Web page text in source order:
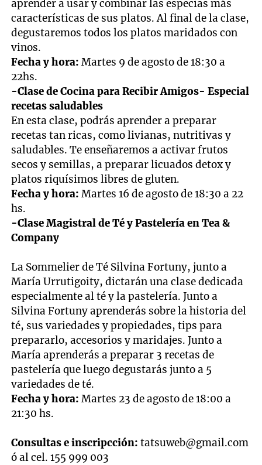
aprender a usar y combinar las especias más
características de sus platos. Al final de la clase,
degustaremos todos los platos maridados con
vinos.
Fecha y hora:Martes 9 de agosto de 18:30 a
22hs.
-Clase de Cocina para Recibir Amigos- Especial
recetas saludables
En esta clase, podrás aprender a preparar
recetas tan ricas, como livianas, nutritivas y
saludables. Te enseñaremos a activar frutos
secos y semillas, a preparar licuados detox y
platos riquísimos libres de gluten.
Fecha y hora:Martes 16 de agosto de 18:30 a 22
hs.
-Clase Magistral de Té y Pastelería en Tea &
Company
La Sommelier de Té Silvina Fortuny, junto a
María Urrutigoity, dictarán una clase dedicada
especialmente al té y la pastelería. Junto a
Silvina Fortuny aprenderás sobre la historia del
té, sus variedades y propiedades, tips para
prepararlo, accesorios y maridajes. Junto a
María aprenderás a preparar 3 recetas de
pastelería que luego degustarás junto a 5
variedades de té.
Fecha y hora:Martes 23 de agosto de 18:00 a
21:30 hs.
Consultas e inscripcción: tatsuweb@gmail.com
ó al cel. 155 999 003